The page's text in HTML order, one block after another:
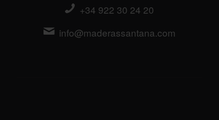
+34 922 30 24 20
info@maderassantana.com